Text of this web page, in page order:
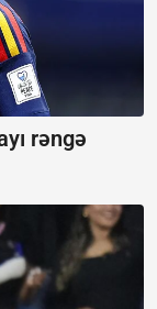
rəngə